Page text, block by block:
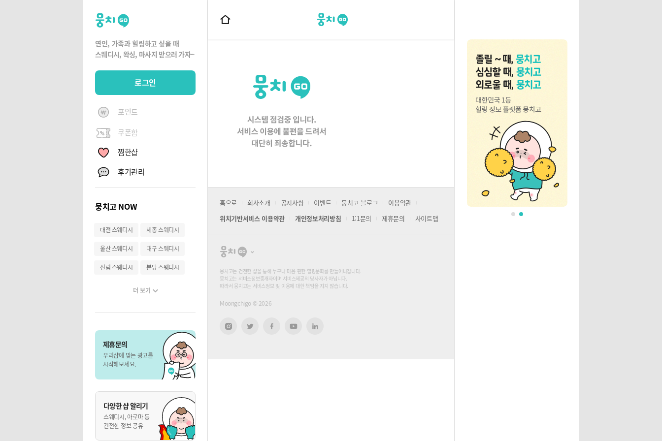
뭉
치
고
연인, 가족과 힐링하고 싶을 때
스웨디시, 왁싱, 마사지 받으러 가자~
로그인
포인트
쿠폰함
찜한샵
후기관리
뭉치고 NOW
대전 스웨디시 세종 스웨디시
울산 스웨디시 대구 스웨디시
신림 스웨디시 분당 스웨디시
더 보기
제휴문의
우리샵에 맞는 광고를
시작해보세요.
다양한 샵 알리기
스웨디시, 아로마 등
건전한 정보 공유
뭉치고
홈
홈으로 회사소개 공지사항 이벤트 뭉치고 블로그
이용약관
위치기반서비스 이용약관
개인정보처리방침 1:1문의 제휴문의 사이트맵
뭉
고
뭉치고는 건전한 샵을 통해 누구나 마음 편한 힐링문화를 만들어나갑니다.
뭉치고는 서비스정보중개자이며 서비스제공의 당사자가 아닙니다.
따라서 뭉치고는 서비스정보 및 이용에 대한 책임을 지지 않습니다.
Moongchigo © 2026